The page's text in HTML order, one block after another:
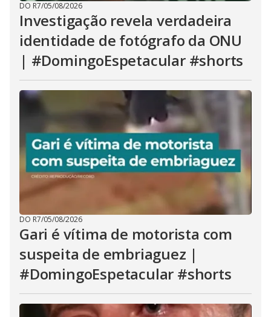
DO R7/05/08/2026
Investigação revela verdadeira
identidade de fotógrafo da ONU
| #DomingoEspetacular #shorts
DO R7/05/08/2026
Gari é vítima de motorista com
suspeita de embriaguez |
#DomingoEspetacular #shorts